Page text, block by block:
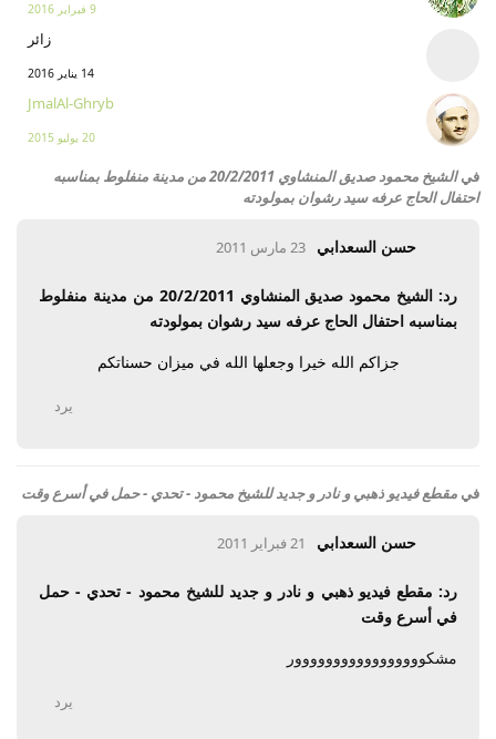
9 فبراير 2016
زائر
14 يناير 2016
JmalAl-Ghryb
20 يوليو 2015
في
الشيخ محمود صديق المنشاوي 20/2/2011 من مدينة منفلوط بمناسبه
احتفال الحاج عرفه سيد رشوان بمولودته
حسن السعدابي 23 مارس 2011
رد: الشيخ محمود صديق المنشاوي 20/2/2011 من مدينة منفلوط
بمناسبه احتفال الحاج عرفه سيد رشوان بمولودته
جزاكم الله خيرا وجعلها الله في ميزان حسناتكم
يرد
في مقطع فيديو ذهبي و نادر و جديد للشيخ محمود - تحدي - حمل في أسرع وقت
حسن السعدابي 21 فبراير 2011
رد: مقطع فيديو ذهبي و نادر و جديد للشيخ محمود - تحدي - حمل
في أسرع وقت
مشكووووووووووووووووور
يرد